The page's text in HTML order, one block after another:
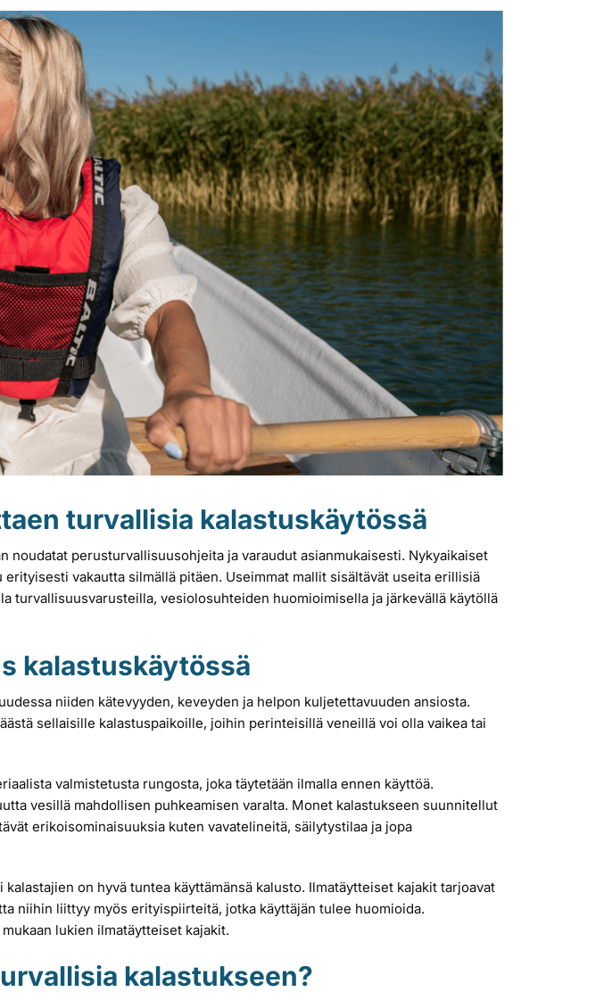
turvallisia kalastuskäytössä
perusturvallisuusohjeita ja varaudut asianmukaisesti. Nykyaikaiset
erityisesti vakautta silmällä pitäen. Useimmat mallit sisältävät useita erillisiä
turvallisuusvarusteilla, vesiolosuhteiden huomioimisella ja järkevällä käytöllä
kalastuskäytössä
niiden kätevyyden, keveyden ja helpon kuljetettavuuden ansiosta.
sellaisille kalastuspaikoille, joihin perinteisillä veneillä voi olla vaikea tai
valmistetusta rungosta, joka täytetään ilmalla ennen käyttöä.
vesillä mahdollisen puhkeamisen varalta. Monet kalastukseen suunnitellut
erikoisominaisuuksia kuten vavatelineitä, säilytystilaa ja jopa
on hyvä tuntea käyttämänsä kalusto. Ilmatäytteiset kajakit tarjoavat
niihin liittyy myös erityispiirteitä, jotka käyttäjän tulee huomioida.
lukien ilmatäytteiset kajakit.
kalastukseen?